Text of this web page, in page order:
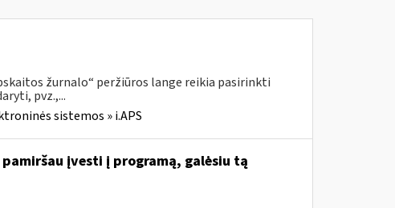
žurnalo“ peržiūros lange reikia pasirinkti
pvz.,...
sistemos » i.APS
įvesti į programą, galėsiu tą